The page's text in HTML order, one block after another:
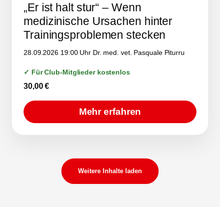
„Er ist halt stur“ – Wenn
medizinische Ursachen hinter
Trainingsproblemen stecken
28.09.2026 19:00 Uhr Dr. med. vet. Pasquale Piturru
✓ Für Club-Mitglieder kostenlos
30,00€
Mehr erfahren
Weitere Inhalte laden